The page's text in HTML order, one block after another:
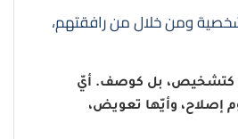
ومن خلال من رافقتهم،
كتشخيص، بل كوصف. أيّ
إصلاح، وأيّها تعويض،